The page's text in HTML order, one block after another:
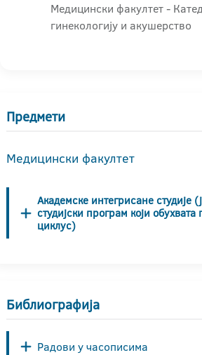
Медицински факултет -
гинекологију и акушерство
Предмети
Медицински факултет
Академске интегрисане студије
студијски програм који
циклус)
Библиографија
Радови у часописима